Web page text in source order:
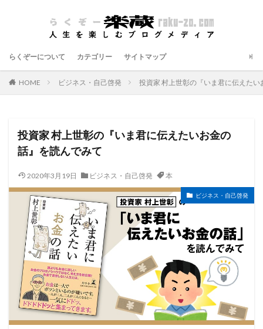
らくぞーについて カテゴリー サイトマップ
HOME ビジネス・自己啓発 投資家 村上世彰の『いま君に伝えた
投資家 村上世彰の『いま君に伝えたいお金の
話』を読んでみて
2020年3月19日 ビジネス・自己啓発 本
ビジネス・自己啓発